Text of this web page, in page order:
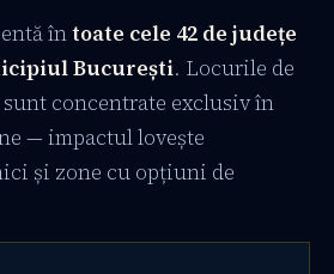
întoate cele 42 de județe
București. Locurile de
concentrate exclusiv în
— impactul lovește
și zone cu opțiuni de